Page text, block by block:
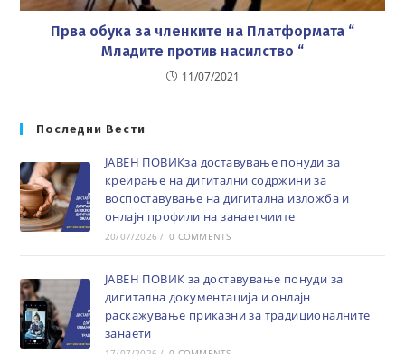
Прва обука за членките на Платформата “
Младите против насилство “
11/07/2021
Последни Вести
ЈАВЕН ПОВИКза доставување понуди за
креирање на дигитални содржини за
воспоставување на дигитална изложба и
онлајн профили на занаетчиите
20/07/2026 / 0 COMMENTS
ЈАВЕН ПОВИК за доставување понуди за
дигитална документација и онлајн
раскажување приказни за традиционалните
занаети